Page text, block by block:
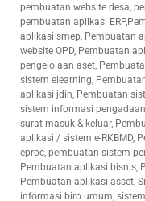
pembuatan website desa,
pembuatan aplikasi
aplikasi smep, Pembuatan
website OPD, Pembuatan
pengelolaan aset,
sistem elearning,
aplikasi jdih, Pembuatan
sistem informasi
surat masuk & keluar,
aplikasi / sistem e-RKBMD,
eproc, pembuatan sistem
Pembuatan aplikasi bisnis,
Pembuatan aplikasi asset,
informasi biro umum,